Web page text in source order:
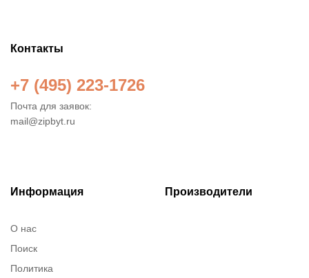
Контакты
+7 (495) 223-1726
Почта для заявок:
mail@zipbyt.ru
Информация
О нас
Поиск
Политика
Производители